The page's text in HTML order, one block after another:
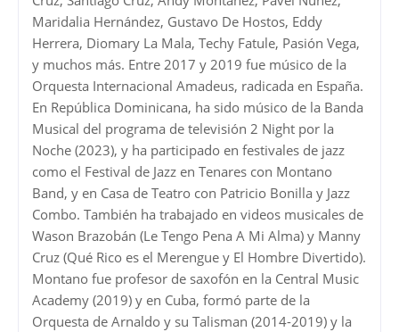
Maridalia Hernández, Gustavo De Hostos, Eddy
Herrera, Diomary La Mala, Techy Fatule, Pasión Vega,
y muchos más. Entre 2017 y 2019 fue músico de la
Orquesta Internacional Amadeus, radicada en España.
En República Dominicana, ha sido músico de la Banda
Musical del programa de televisión 2 Night por la
Noche (2023), y ha participado en festivales de jazz
como el Festival de Jazz en Tenares con Montano
Band, y en Casa de Teatro con Patricio Bonilla y Jazz
Combo. También ha trabajado en videos musicales de
Wason Brazobán (Le Tengo Pena A Mi Alma) y Manny
Cruz (Qué Rico es el Merengue y El Hombre Divertido).
Montano fue profesor de saxofón en la Central Music
Academy (2019) y en Cuba, formó parte de la
Orquesta de Arnaldo y su Talisman (2014-2019) y la